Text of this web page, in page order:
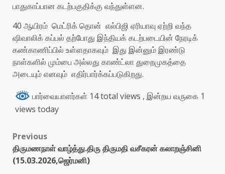
பாதுகாப்பான கடற்பகுதிக்கு வந்துள்ளன.
40 ஆயிரம் மெட்ரிக் தொன் எல்பிஜி ஏரியாவு ஏற்றி வந்த
ஷிவாலிக் கப்பல் தற்போது இந்தியக் கடற்படையின் நேரடிக்
கண்காணிப்பில் உள்ளதாகவும் இது இன்னும் இரண்டு
நாள்களில் மும்பை அல்லது காண்ட்லா துறைமுகத்தை
அடையும் எனவும் எதிர்பார்க்கப்படுகிறது.
பார்வையாளர்கள் 14 total views , இன்றய வருகை 1
views today
Previous
திருமணநாள் வாழ்த்து.திரு திருமதி வசீகரன் கலாறஞ்சினி
(15.03.2026,ஜெர்மனி)